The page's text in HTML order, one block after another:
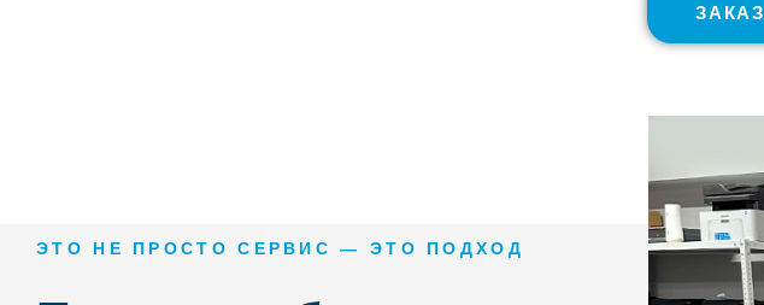
ЭТО НЕ ПРОСТО СЕРВИС — ЭТО ПОДХОД